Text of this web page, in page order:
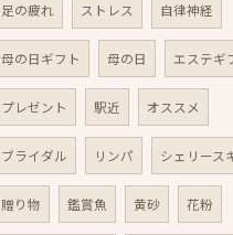
足の疲れ ストレス 自律神経
母の日ギフト 母の日 エステギ
プレゼント 駅近 オススメ
ブライダル リンパ シェリース
贈り物 鑑賞魚 黄砂 花粉